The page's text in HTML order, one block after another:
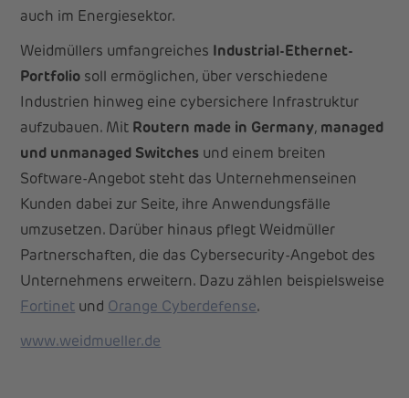
auch im Energiesektor.
Weidmüllers umfangreiches Industrial-Ethernet-
Portfolio soll ermöglichen, über verschiedene
Industrien hinweg eine cybersichere Infrastruktur
aufzubauen. Mit Routern made in Germany, managed
und unmanaged Switches und einem breiten
Software-Angebot steht das Unternehmenseinen
Kunden dabei zur Seite, ihre Anwendungsfälle
umzusetzen. Darüber hinaus pflegt Weidmüller
Partnerschaften, die das Cybersecurity-Angebot des
Unternehmens erweitern. Dazu zählen beispielsweise
Fortinet und Orange Cyberdefense.
www.weidmueller.de